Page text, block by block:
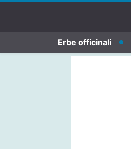
Erbe officinali